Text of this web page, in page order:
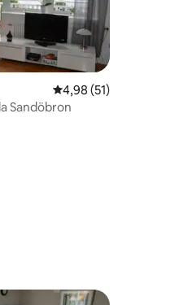
omdömen
4,98 av 5 i
4,98 (51)
Sandöbron